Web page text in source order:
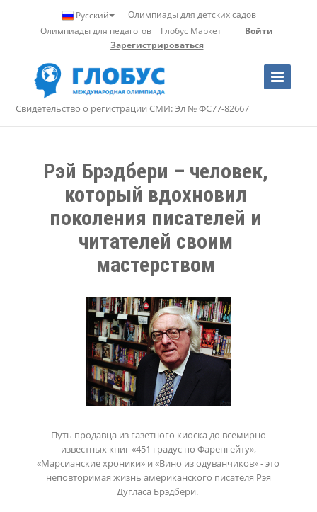
Русский
Олимпиады для детских садов
Олимпиады для педагогов
Глобус Маркет
Войти
Зарегистрироваться
Toggle
Navigation
Свидетельство о регистрации СМИ: Эл № ФС77-82667
Рэй Брэдбери – человек,
который вдохновил
поколения писателей и
читателей своим
мастерством
Путь продавца из газетного киоска до всемирно
известных книг «451 градус по Фаренгейту»,
«Марсианские хроники» и «Вино из одуванчиков» - это
неповторимая жизнь американского писателя Рэя
Дугласа Брэдбери.